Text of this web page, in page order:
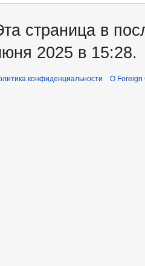
страница в
2025 в 15:28.
конфиденциальности О Foreign